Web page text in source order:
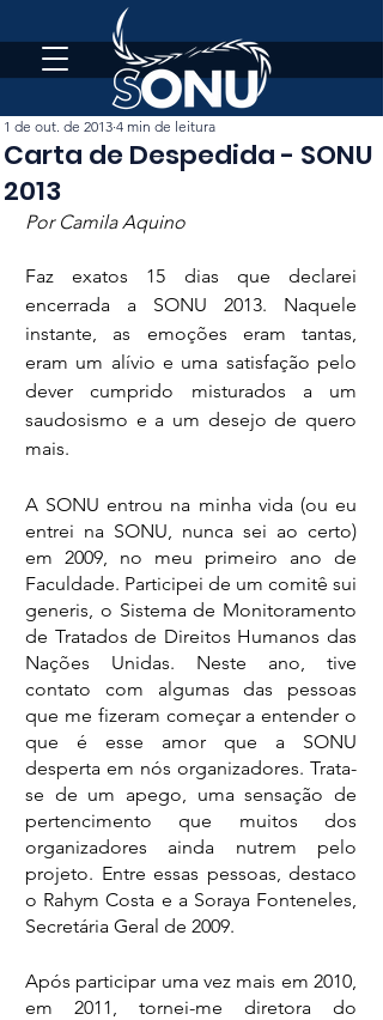
Carta de Despedida - SONU
2013
1 de out. de 2013 4 min de leitura
Por Camila Aquino
Faz exatos 15 dias que declarei
encerrada a SONU 2013. Naquele
instante, as emoções eram tantas,
eram um alívio e uma satisfação pelo
dever cumprido misturados a um
saudosismo e a um desejo de quero
mais.
A SONU entrou na minha vida (ou eu
entrei na SONU, nunca sei ao certo)
em 2009, no meu primeiro ano de
Faculdade. Participei de um comitê sui
generis, o Sistema de Monitoramento
de Tratados de Direitos Humanos das
Nações Unidas. Neste ano, tive
contato com algumas das pessoas
que me fizeram começar a entender o
que é esse amor que a SONU
desperta em nós organizadores. Trata-
se de um apego, uma sensação de
pertencimento que muitos dos
organizadores ainda nutrem pelo
projeto. Entre essas pessoas, destaco
o Rahym Costa e a Soraya Fonteneles,
Secretária Geral de 2009.
Após participar uma vez mais em 2010,
em 2011, tornei-me diretora do